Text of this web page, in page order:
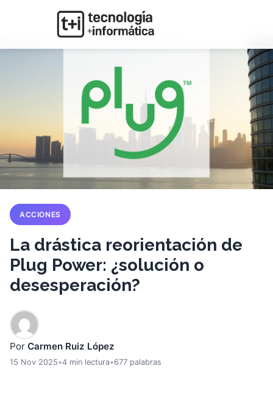
ACCIONES
La drástica reorientación de
Plug Power: ¿solución o
desesperación?
Por Carmen Ruiz López
15 Nov 2025•4 min lectura•677 palabras